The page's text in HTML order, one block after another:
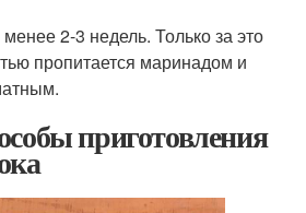
2-3 недель. Только за это
пропитается маринадом и
приготовления